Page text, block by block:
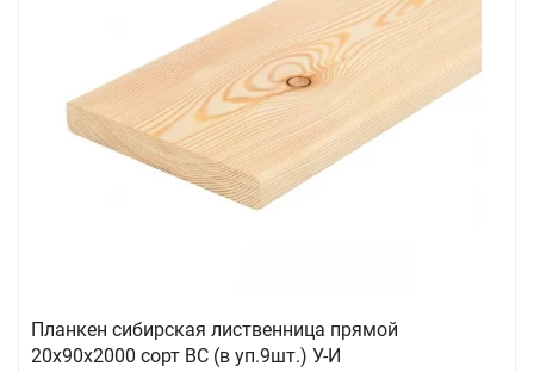
Планкен сибирская лиственница прямой
20х90х2000 сорт ВС (в уп.9шт.) У-И